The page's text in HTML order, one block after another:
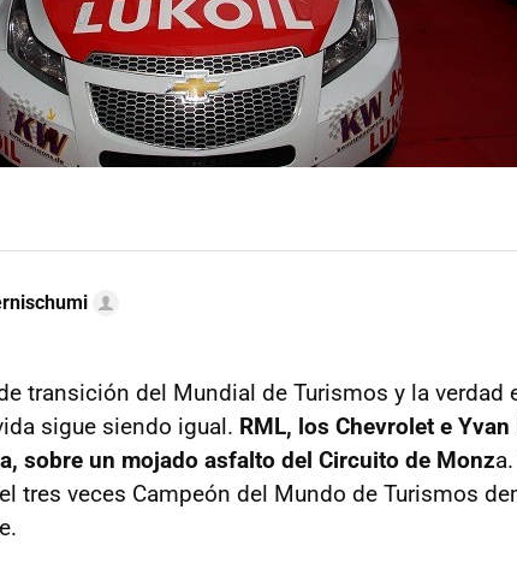
transición del Mundial de Turismos y la verdad
sigue siendo igual. RML, los Chevrolet e
sobre un mojado asfalto del Circuito de Monz
tres veces Campeón del Mundo de Turismos